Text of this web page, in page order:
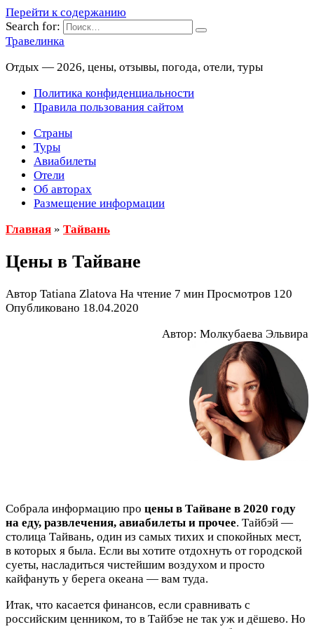
Перейти к содержанию
Search for:
Травелинка
Отдых — 2026, цены, отзывы, погода, отели, туры
Политика конфиденциальности
Правила пользования сайтом
Страны
Туры
Авиабилеты
Отели
Об авторах
Размещение информации
Главная » Тайвань
Цены в Тайване
Автор Tatiana Zlatova На чтение 7 мин Просмотров 120
Опубликовано 18.04.2020
Автор: Молкубаева Эльвира
Собрала информацию про цены в Тайване в 2020 году
на еду, развлечения, авиабилеты и прочее. Тайбэй —
столица Тайвань, один из самых тихих и спокойных мест,
в которых я была. Если вы хотите отдохнуть от городской
суеты, насладиться чистейшим воздухом и просто
кайфануть у берега океана — вам туда.
Итак, что касается финансов, если сравнивать с
российским ценником, то в Тайбэе не так уж и дёшево. Но